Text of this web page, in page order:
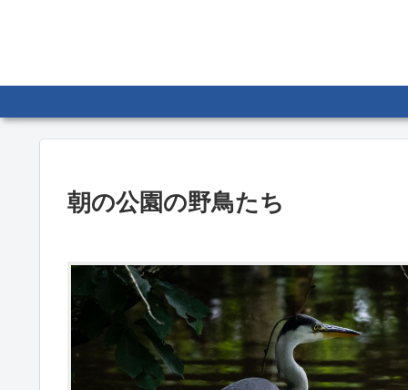
朝の公園の野鳥たち